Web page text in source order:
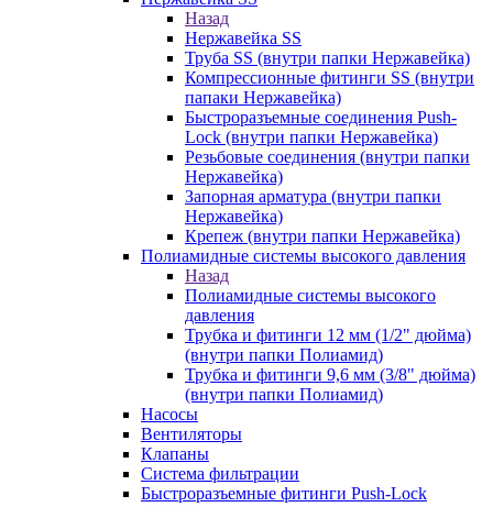
Назад
Нержавейка SS
Труба SS (внутри папки Нержавейка)
Компрессионные фитинги SS (внутри
папаки Нержавейка)
Быстроразъемные соединения Push-
Lock (внутри папки Нержавейка)
Резьбовые соединения (внутри папки
Нержавейка)
Запорная арматура (внутри папки
Нержавейка)
Крепеж (внутри папки Нержавейка)
Полиамидные системы высокого давления
Назад
Полиамидные системы высокого
давления
Трубка и фитинги 12 мм (1/2" дюйма)
(внутри папки Полиамид)
Трубка и фитинги 9,6 мм (3/8" дюйма)
(внутри папки Полиамид)
Насосы
Вентиляторы
Клапаны
Система фильтрации
Быстроразъемные фитинги Push-Lock